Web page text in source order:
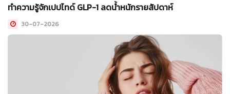
ทำความรู้จักเปปไทด์ GLP-1 ลดน้ำหนักรายสัปดาห์
30-07-2026